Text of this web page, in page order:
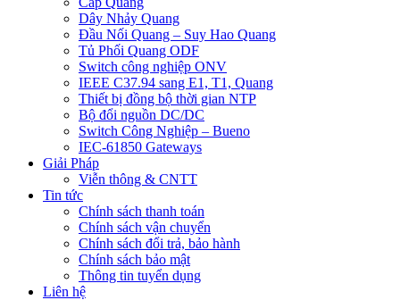
Dây Nhảy Quang
Đầu Nối Quang – Suy Hao Quang
Tủ Phối Quang ODF
Switch công nghiệp ONV
IEEE C37.94 sang E1, T1, Quang
Thiết bị đồng bộ thời gian NTP
Bộ đổi nguồn DC/DC
Switch Công Nghiệp – Bueno
IEC-61850 Gateways
Giải Pháp
Viễn thông & CNTT
Tin tức
Chính sách thanh toán
Chính sách vận chuyển
Chính sách đổi trả, bảo hành
Chính sách bảo mật
Thông tin tuyển dụng
Liên hệ